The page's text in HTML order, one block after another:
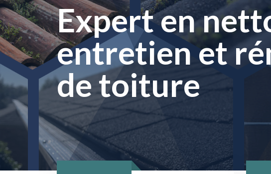
Ravalement,
peinture des
Expert en
entretien et
de toiture
Expert en
entretien et
de toiture